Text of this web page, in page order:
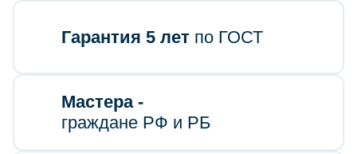
Гарантия 5 лет по ГОСТ
Мастера -
граждане РФ и РБ